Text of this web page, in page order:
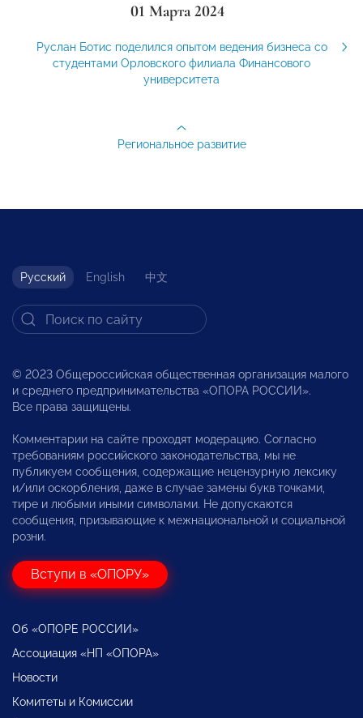
01 Марта 2024
Руслан Ботис поделился опытом ведения бизнеса со
студентами Орловского филиала Финансового
университета
Региональное развитие
Русский English 中文
© 2023 Общероссийская общественная организация малого
и среднего предпринимательства «ОПОРА РОССИИ».
Все права защищены.
Комментарии на сайте проходят модерацию. Согласно
требованиям российского законодательства, мы не
публикуем сообщения, содержащие нецензурную лексику
и/или оскорбления, даже в случае замены букв точками,
тире и любыми иными символами. Не допускаются
сообщения, призывающие к межнациональной и социальной
розни.
Вступи в «ОПОРУ»
Об «ОПОРЕ РОССИИ»
Ассоциация «НП «ОПОРА»
Новости
Комитеты и Комиссии